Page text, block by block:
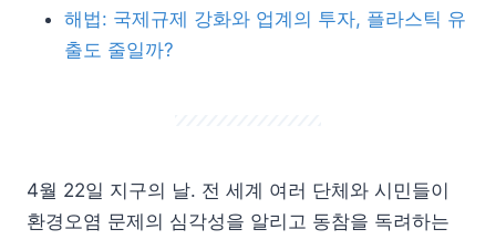
해법: 국제규제 강화와 업계의 투자, 플라스틱 유
출도 줄일까?
4월 22일 지구의 날. 전 세계 여러 단체와 시민들이
환경오염 문제의 심각성을 알리고 동참을 독려하는